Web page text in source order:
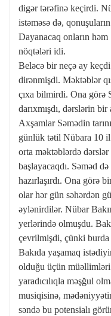
digər tərəfinə keçirdi.
istəməsə də,
Dayanacaq onların həm
nöqtələri idi.
Beləcə bir neçə ay
dirənmişdi. Məktəblər
çıxa bilmirdi. Ona görə
darıxmışdı, dərslərin
Axşamlar Səmədin
günlük tətil Nübara 10
orta məktəblərdə
başlayacaqdı. Səməd
hazırlaşırdı. Ona görə
olar hər gün səhərdən
əylənirdilər. Nübar
yerlərində olmuşdu.
çevrilmişdi, çünki burda
Bakıda yaşamaq
olduğu üçün
yaradıcılıqla məşğul
musiqisinə,
səndə bu potensialı